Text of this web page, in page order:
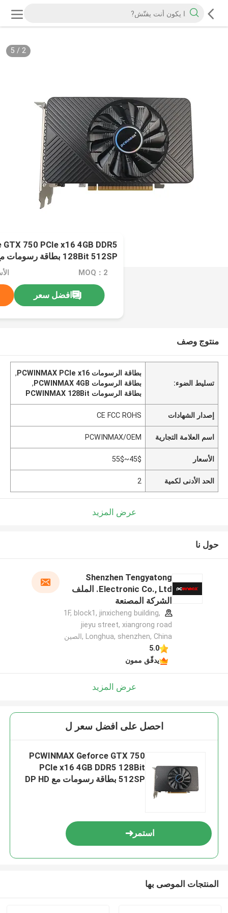
2
/
5
750 PCIe x16 4GB DDR5
128Bit 512SP بطاقة رسومات مع DP HD DVI
MOQ：2
افضل سعر
منتوج وصف
تسليط الضوء:
بطاقة الرسومات PCWINMAX PCIe x16
,
بطاقة الرسومات PCWINMAX 4GB
,
بطاقة الرسومات PCWINMAX 128Bit
إصدار الشهادات CE FCC ROHS
اسم العلامة التجارية PCWINMAX/OEM
الأسعار 45$~55$
الحد الأدنى لكمية 2
عرض المزيد
حول نا
Shenzhen Tengyatong
Electronic Co., Ltd. الملف
الشركة المصنعة
1F, block1, jinxicheng building,
jieyu street, xiangrong road
Longhua, shenzhen, China ,الصين
5.0
يدقّق ممون
عرض المزيد
احصل على افضل سعر ل
PCWINMAX Geforce GTX 750
PCIe x16 4GB DDR5 128Bit
512SP بطاقة رسومات مع DP HD
استمر
المنتجات الموصى بها